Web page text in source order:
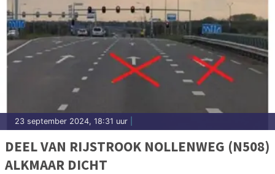
23 september 2024, 18:31 uur
DEEL VAN RIJSTROOK NOLLENWEG (N508)
ALKMAAR DICHT